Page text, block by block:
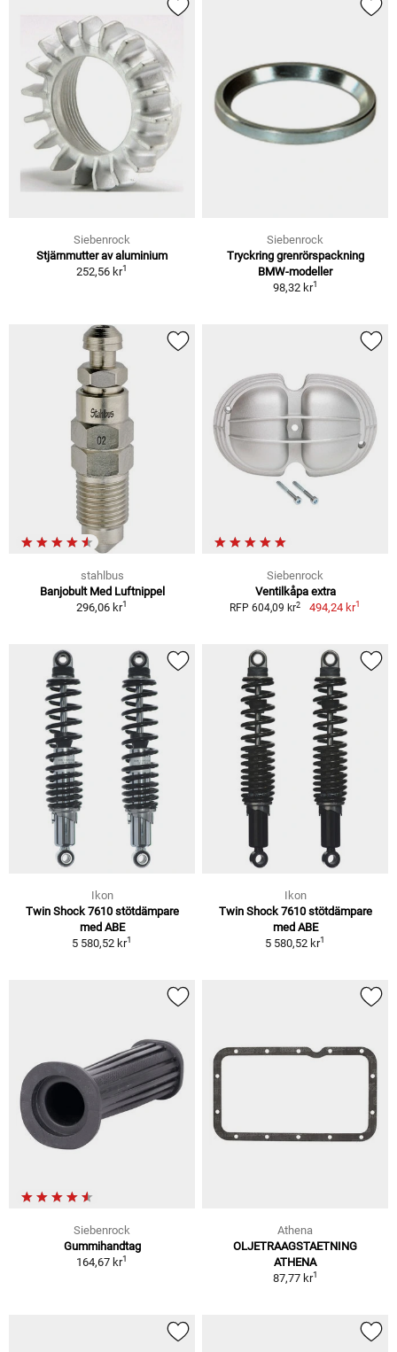
Siebenrock
Stjärnmutter av aluminium
252,56 kr1
Siebenrock
Tryckring grenrörspackning
BMW-modeller
98,32 kr1
stahlbus
Banjobult Med Luftnippel
296,06 kr1
Siebenrock
Ventilkåpa extra
RFP 604,09 kr2 494,24 kr1
Ikon
Twin Shock 7610 stötdämpare
med ABE
5 580,52 kr1
Ikon
Twin Shock 7610 stötdämpare
med ABE
5 580,52 kr1
Siebenrock
Gummihandtag
164,67 kr1
Athena
OLJETRAAGSTAETNING
ATHENA
87,77 kr1